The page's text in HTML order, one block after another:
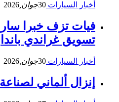
أخبار السيارات 30جوان, 2026
فيات تزف خبرا
تسويق غراندي باندا
أخبار السيارات 30جوان, 2026
إنزال ألماني